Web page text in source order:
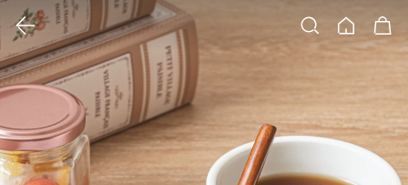
홈 장바구니
클릭 시 이미지 확대 보기 팝업 열림